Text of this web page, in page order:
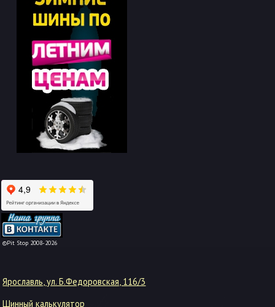
©Pit Stop 2008-2026
-->
Ярославль, ул. Б.Федоровская, 116/3
Шинный калькулятор